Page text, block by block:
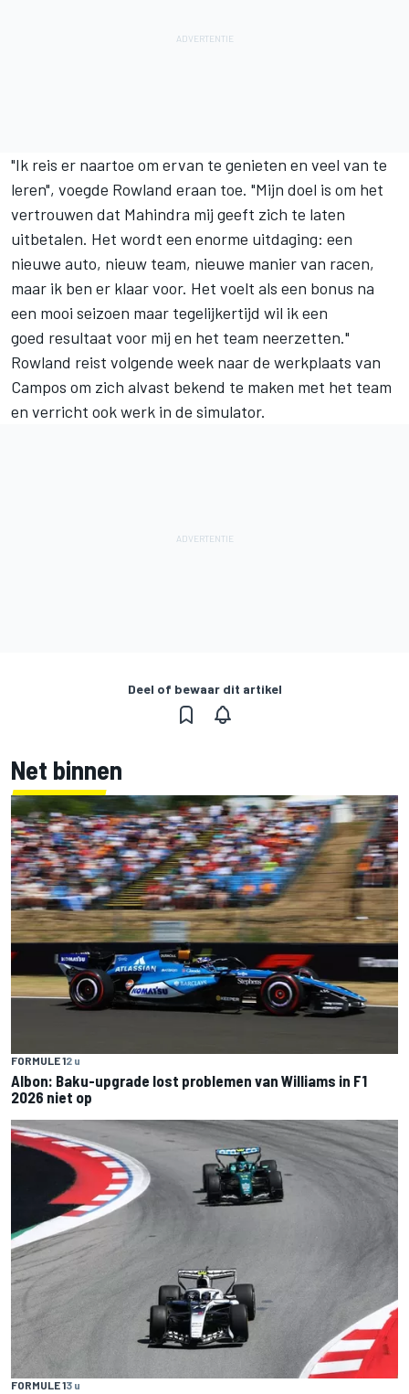
"Ik reis er naartoe om ervan te genieten en veel van te
leren", voegde Rowland eraan toe. "Mijn doel is om het
vertrouwen dat Mahindra mij geeft zich te laten
uitbetalen. Het wordt een enorme uitdaging: een
nieuwe auto, nieuw team, nieuwe manier van racen,
maar ik ben er klaar voor. Het voelt als een bonus na
een mooi seizoen maar tegelijkertijd wil ik een
goed resultaat voor mij en het team neerzetten."
Rowland reist volgende week naar de werkplaats van
Campos om zich alvast bekend te maken met het team
en verricht ook werk in de simulator.
Deel of bewaar dit artikel
Net binnen
FORMULE 12 u
Albon: Baku-upgrade lost problemen van Williams in F1
2026 niet op
FORMULE 13 u